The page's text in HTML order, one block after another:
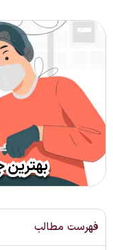
فهرست مطالب